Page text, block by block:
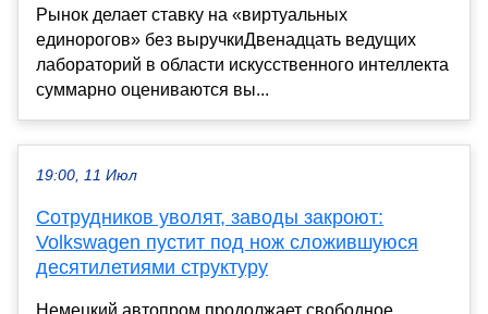
Рынок делает ставку на «виртуальных
единорогов» без выручкиДвенадцать ведущих
лабораторий в области искусственного интеллекта
суммарно оцениваются вы...
19:00, 11 Июл
Сотрудников уволят, заводы закроют:
Volkswagen пустит под нож сложившуюся
десятилетиями структуру
Немецкий автопром продолжает свободное